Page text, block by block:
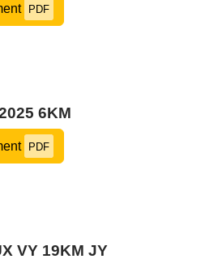
PDF
6KM
PDF
VY 19KM JY